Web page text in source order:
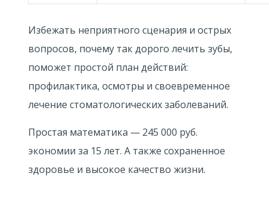
Избежать неприятного сценария и острых
вопросов, почему так дорого лечить зубы,
поможет простой план действий:
профилактика, осмотры и своевременное
лечение стоматологических заболеваний.
Простая математика — 245 000 руб.
экономии за 15 лет. А также сохраненное
здоровье и высокое качество жизни.